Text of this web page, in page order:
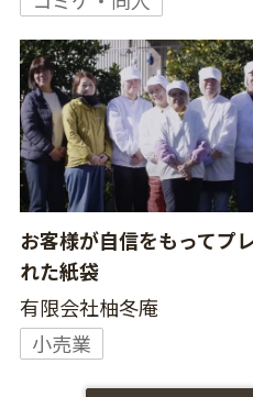
お客様が自信をもってプ
れた紙袋
有限会社柚冬庵
小売業